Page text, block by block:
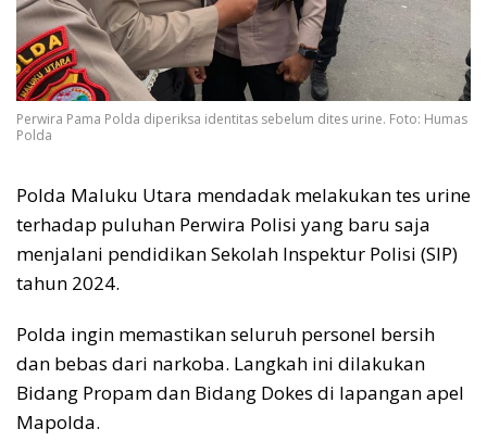
Perwira Pama Polda diperiksa identitas sebelum dites urine. Foto: Humas
Polda
Polda Maluku Utara mendadak melakukan tes urine
terhadap puluhan Perwira Polisi yang baru saja
menjalani pendidikan Sekolah Inspektur Polisi (SIP)
tahun 2024.
Polda ingin memastikan seluruh personel bersih
dan bebas dari narkoba. Langkah ini dilakukan
Bidang Propam dan Bidang Dokes di lapangan apel
Mapolda.